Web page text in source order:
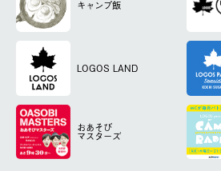
キャンプ飯
LOGOS LAND
おあそび
マスターズ